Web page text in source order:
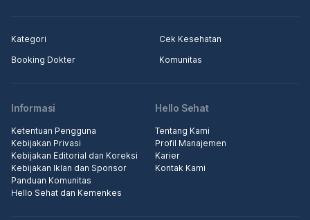
Kategori
Cek Kesehatan
Booking Dokter
Komunitas
Informasi
Ketentuan Pengguna
Kebijakan Privasi
Kebijakan Editorial dan Koreksi
Kebijakan Iklan dan Sponsor
Panduan Komunitas
Hello Sehat dan Kemenkes
Hello Sehat
Tentang Kami
Profil Manajemen
Karier
Kontak Kami